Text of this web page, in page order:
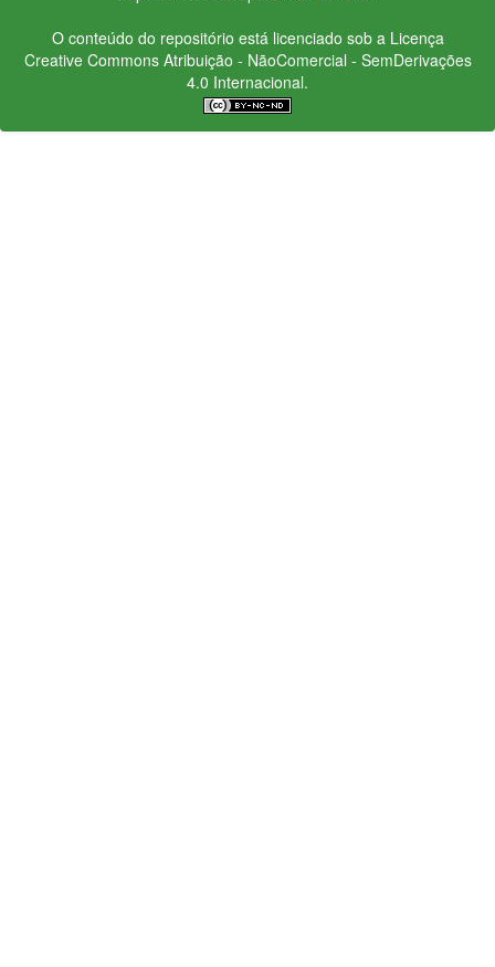
O conteúdo do repositório está licenciado sob a Licença
Creative CommonsAtribuição - NãoComercial - SemDerivações
4.0 Internacional.